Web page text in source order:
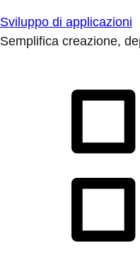
Sviluppo di applicazioni
Semplifica creazione,